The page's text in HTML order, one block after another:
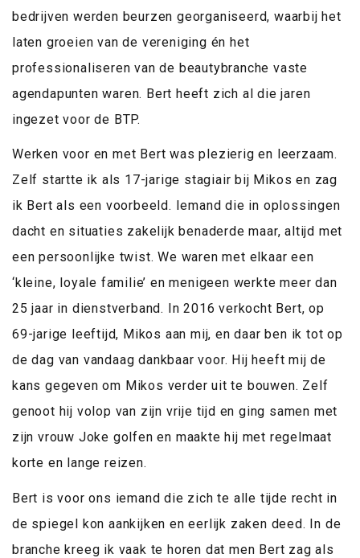
bedrijven werden beurzen georganiseerd, waarbij het
laten groeien van de vereniging én het
professionaliseren van de beautybranche vaste
agendapunten waren. Bert heeft zich al die jaren
ingezet voor de BTP.
Werken voor en met Bert was plezierig en leerzaam.
Zelf startte ik als 17-jarige stagiair bij Mikos en zag
ik Bert als een voorbeeld. Iemand die in oplossingen
dacht en situaties zakelijk benaderde maar, altijd met
een persoonlijke twist. We waren met elkaar een
‘kleine, loyale familie’ en menigeen werkte meer dan
25 jaar in dienstverband. In 2016 verkocht Bert, op
69-jarige leeftijd, Mikos aan mij, en daar ben ik tot op
de dag van vandaag dankbaar voor. Hij heeft mij de
kans gegeven om Mikos verder uit te bouwen. Zelf
genoot hij volop van zijn vrije tijd en ging samen met
zijn vrouw Joke golfen en maakte hij met regelmaat
korte en lange reizen.
Bert is voor ons iemand die zich te alle tijde recht in
de spiegel kon aankijken en eerlijk zaken deed. In de
branche kreeg ik vaak te horen dat men Bert zag als